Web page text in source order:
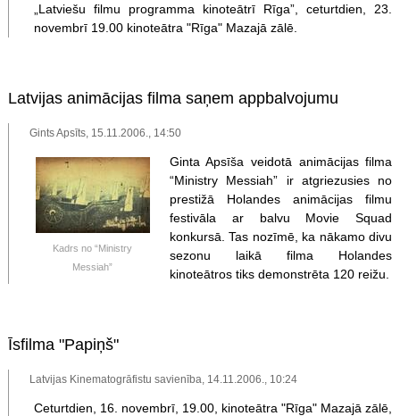
„Latviešu filmu programma kinoteātrī Rīga”, ceturtdien, 23.
novembrī 19.00 kinoteātra "Rīga" Mazajā zālē.
Latvijas animācijas filma saņem appbalvojumu
Gints Apsīts, 15.11.2006., 14:50
Kadrs no “Ministry
Messiah”
Ginta Apsīša veidotā animācijas filma
“Ministry Messiah” ir atgriezusies no
prestižā Holandes animācijas filmu
festivāla ar balvu Movie Squad
konkursā. Tas nozīmē, ka nākamo divu
sezonu laikā filma Holandes
kinoteātros tiks demonstrēta 120 reižu.
Īsfilma "Papiņš"
Latvijas Kinematogrāfistu savienība, 14.11.2006., 10:24
Ceturtdien, 16. novembrī, 19.00, kinoteātra "Rīga" Mazajā zālē,